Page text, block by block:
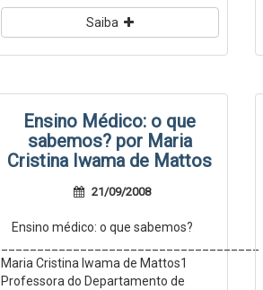
Saiba
Ensino Médico: o que
sabemos? por Maria
Cristina Iwama de Mattos
21/09/2008
Ensino médico: o que sabemos?
Maria Cristina Iwama de Mattos1
Professora do Departamento de